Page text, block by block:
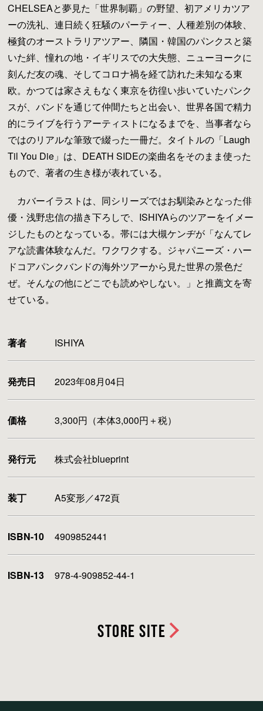
CHELSEAと夢見た「世界制覇」の野望、初アメリカツア
ーの洗礼、連日続く狂騒のパーティー、人種差別の体験、
極貧のオーストラリアツアー、隣国・韓国のパンクスと築
いた絆、憧れの地・イギリスでの大失態、ニューヨークに
刻んだ友の魂、そしてコロナ禍を経て訪れた未知なる東
欧。かつては家さえもなく東京を彷徨い歩いていたパンク
スが、バンドを通じて仲間たちと出会い、世界各国で精力
的にライブを行うアーティストになるまでを、当事者なら
ではのリアルな筆致で綴った一冊だ。タイトルの「Laugh
Til You Die」は、DEATH SIDEの楽曲名をそのまま使った
もので、著者の生き様が表れている。
カバーイラストは、同シリーズではお馴染みとなった俳
優・浅野忠信の描き下ろしで、ISHIYAらのツアーをイメー
ジしたものとなっている。帯には大槻ケンヂが「なんてレ
アな読書体験なんだ。ワクワクする。ジャパニーズ・ハー
ドコアパンクバンドの海外ツアーから見た世界の景色だ
ぜ。そんなの他にどこでも読めやしない。」と推薦文を寄
せている。
著者 ISHIYA
発売日 2023年08月04日
価格 3,300円（本体3,000円＋税）
発行元 株式会社blueprint
装丁 A5変形／472頁
ISBN-10 4909852441
ISBN-13 978-4-909852-44-1
STORE SITE